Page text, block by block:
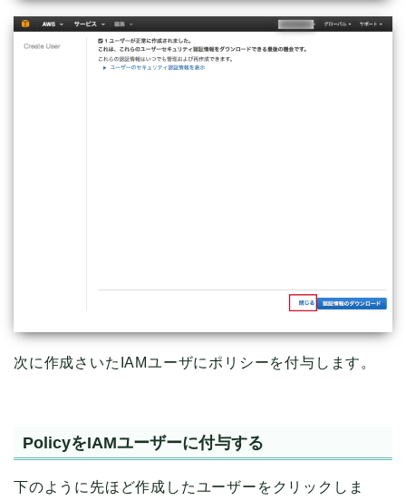
次に作成さいたIAMユーザにポリシーを付与します。
PolicyをIAMユーザーに付与する
下のように先ほど作成したユーザーをクリックしま